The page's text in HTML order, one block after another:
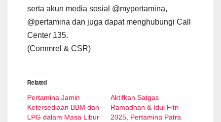
serta akun media sosial @mypertamina,
@pertamina dan juga dapat menghubungi Call
Center 135.
(Commrel & CSR)
Related
Pertamina Jamin
Ketersediaan BBM dan
LPG dalam Masa Libur
Aktifkan Satgas
Ramadhan & Idul Fitri
2025, Pertamina Patra